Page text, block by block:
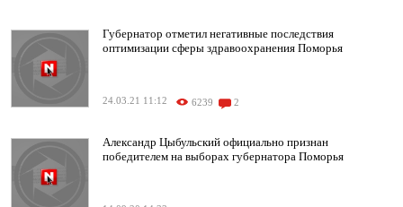
Губернатор отметил негативные последствия
оптимизации сферы здравоохранения Поморья
24.03.21 11:12 6239 2
Александр Цыбульский официально признан
победителем на выборах губернатора Поморья